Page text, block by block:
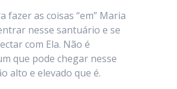
fazer as coisas “em” Maria
nesse santuário e se
com Ela. Não é
que pode chegar nesse
alto e elevado que é.